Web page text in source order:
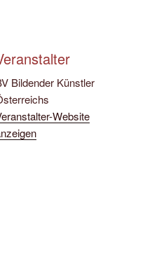
Bildender Künstler
Website